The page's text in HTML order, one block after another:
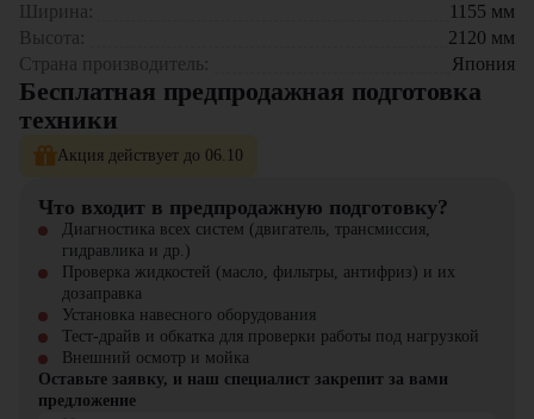
Склады и логистические комплексы
Производственные предприятия
Торговые и распределительные центры
Фермерские хозяйства и аграрный сектор
Почему стоит выбрать Nissan 01ZFJ02A M 25U?
Надежность и качество бренда Nissan
Экономичный бензиновый двигатель с низким расходом
топлива
Простота обслуживания и ремонта
Отличное сочетание цены и функционала
Купить бензиновый вилочный погрузчик Nissan 01ZFJ02A M
25U в компании "ЦТО"
Компания "ЦТО" – официальный дилер техники Nissan,
Ширина:
1155 мм
Высота:
2120 мм
Страна производитель:
Япония
Бесплатная предпродажная подготовка
техники
Акция действует до 06.10
Что входит в предпродажную подготовку?
Диагностика всех систем (двигатель, трансмиссия,
гидравлика и др.)
Проверка жидкостей (масло, фильтры, антифриз) и их
дозаправка
Установка навесного оборудования
Тест-драйв и обкатка для проверки работы под нагрузкой
Внешний осмотр и мойка
Оставьте заявку, и наш специалист закрепит за вами
предложение